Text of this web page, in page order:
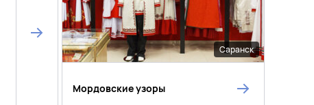
Саранск
Мордовские узоры